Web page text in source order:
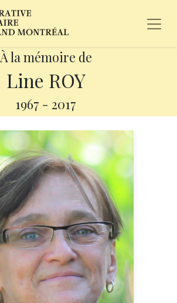
À la mémoire de
Line ROY
1967 - 2017